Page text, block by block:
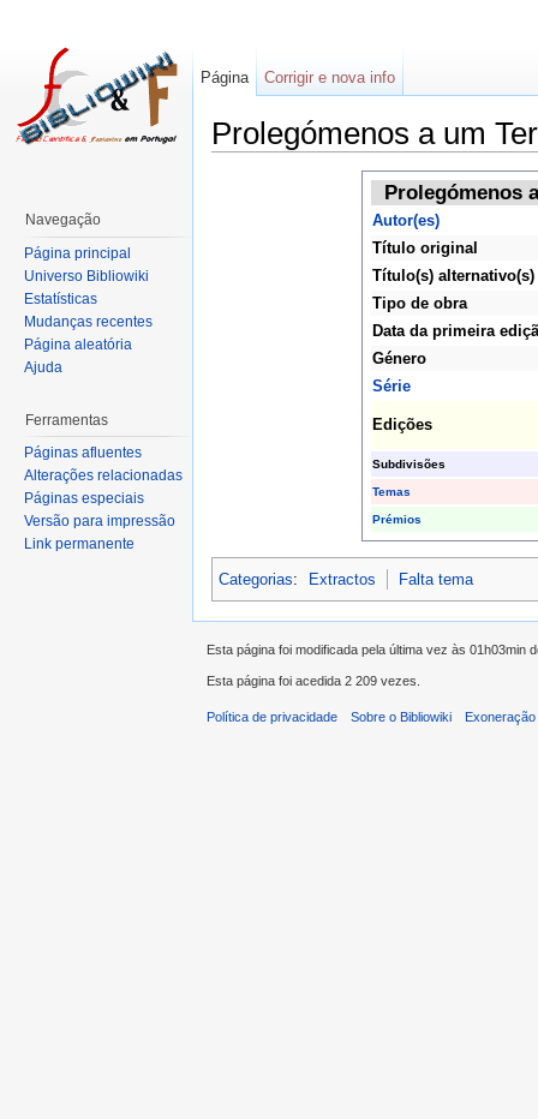
Prolegómenos a um
Prolegómenos
Autor(es)
Título original
Título(s) alternativo(s)
Tipo de obra
Data da primeira
Género
Série
Edições
Subdivisões
Temas
Prémios
Categorias: Extractos Falta tema
Página Corrigir e nova info
Navegação
Página principal
Universo Bibliowiki
Estatísticas
Mudanças recentes
Página aleatória
Ajuda
Ferramentas
Páginas afluentes
Alterações relacionadas
Páginas especiais
Versão para impressão
Link permanente
Esta página foi modificada pela última vez às 01h03min
Esta página foi acedida 2 209 vezes.
Política de privacidade Sobre o Bibliowiki